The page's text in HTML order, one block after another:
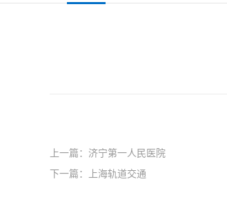
上一篇：济宁第一人民医院
下一篇：上海轨道交通